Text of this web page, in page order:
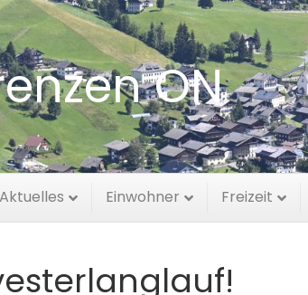
ON
Aktuelles Einwohner Freizeit